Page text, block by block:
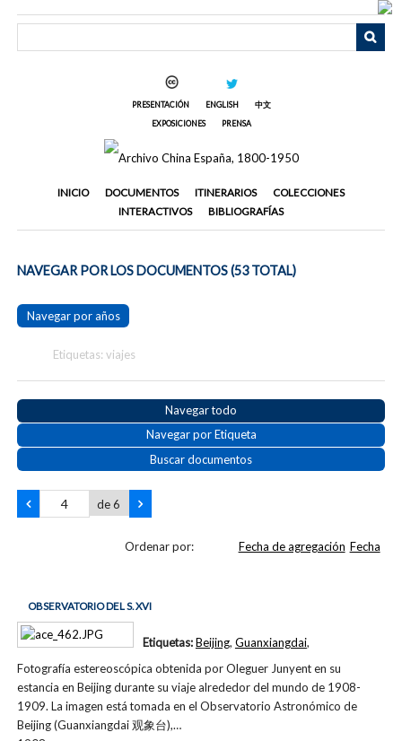
PRESENTACIÓN ENGLISH
中文
EXPOSICIONES
PRENSA
INICIO DOCUMENTOS ITINERARIOS
COLECCIONES
INTERACTIVOS
BIBLIOGRAFÍAS
NAVEGAR POR LOS DOCUMENTOS (53 TOTAL)
Navegar por años
Etiquetas: viajes
Navegar todo
Navegar por Etiqueta
Buscar documentos
de 6
Ordenar por: Fecha de agregación Fecha
OBSERVATORIO DEL S. XVI
Fotografía estereoscópica obtenida por Oleguer Junyent en su
estancia en Beijing durante su viaje alrededor del mundo de 1908-
1909. La imagen está tomada en el Observatorio Astronómico de
Beijing (Guanxiangdai 观象台),…
Etiquetas:Beijing, Guanxiangdai,